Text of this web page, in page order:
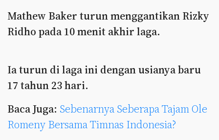
Mathew Baker turun menggantikan Rizky
Ridho pada 10 menit akhir laga.
Ia turun di laga ini dengan usianya baru
17 tahun 23 hari.
Baca Juga: Sebenarnya Seberapa Tajam Ole
Romeny Bersama Timnas Indonesia?